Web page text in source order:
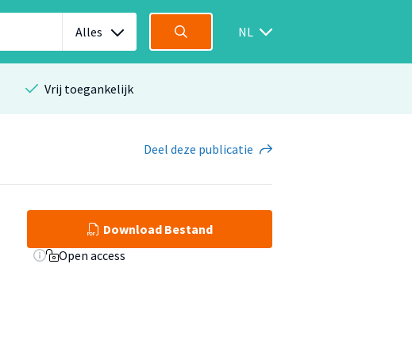
Alles NL
Vrij toegankelijk
Deel deze publicatie
Download Bestand
Open access